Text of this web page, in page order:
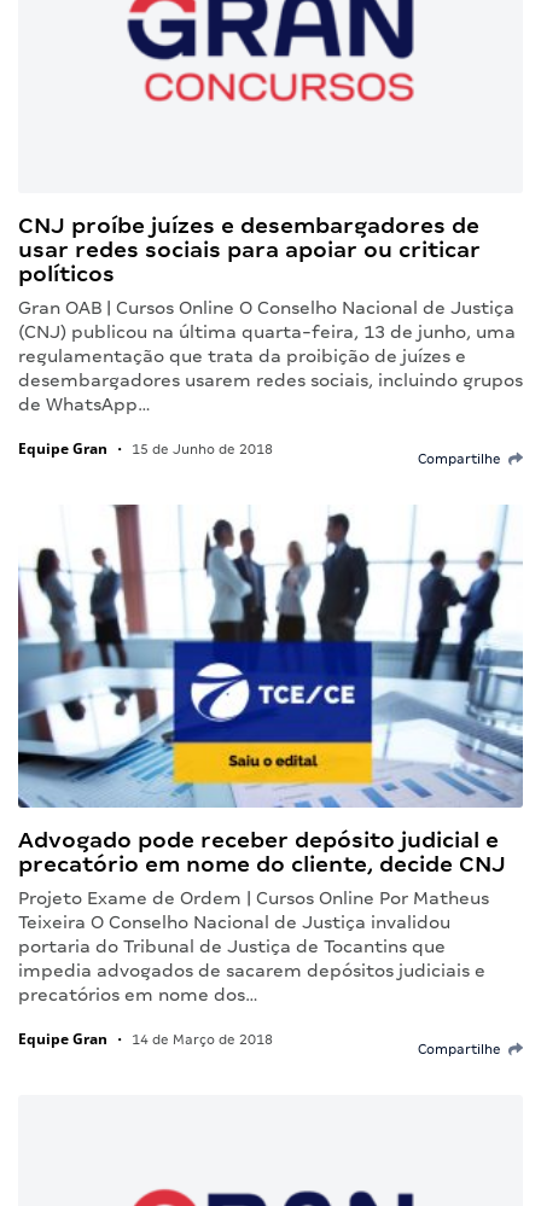
CNJ proíbe juízes e desembargadores de
usar redes sociais para apoiar ou criticar
políticos
Gran OAB | Cursos Online O Conselho Nacional de Justiça
(CNJ) publicou na última quarta-feira, 13 de junho, uma
regulamentação que trata da proibição de juízes e
desembargadores usarem redes sociais, incluindo grupos
de WhatsApp…
Equipe Gran • 15 de Junho de 2018
Compartilhe
Advogado pode receber depósito judicial e
precatório em nome do cliente, decide CNJ
Projeto Exame de Ordem | Cursos Online Por Matheus
Teixeira O Conselho Nacional de Justiça invalidou
portaria do Tribunal de Justiça de Tocantins que
impedia advogados de sacarem depósitos judiciais e
precatórios em nome dos…
Equipe Gran • 14 de Março de 2018
Compartilhe